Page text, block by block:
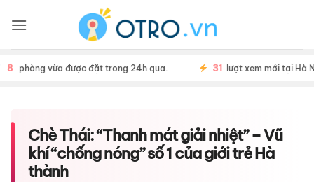
vừa được đặt trong 24h qua. 31lượt xem mới tại Hà Nội.
Chè Thái: “Thanh mát giải nhiệt” – Vũ
khí “chống nóng” số 1 của giới trẻ Hà
thành